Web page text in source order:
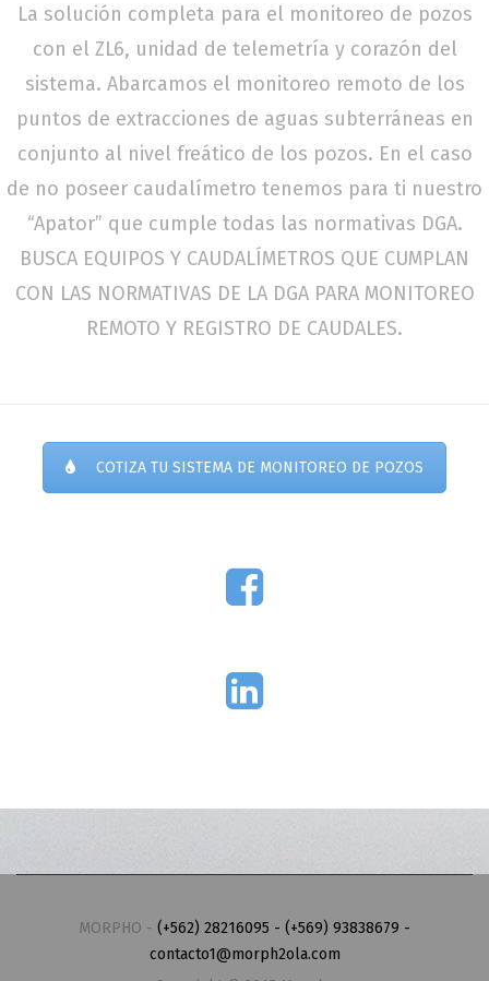
La solución completa para el monitoreo de pozos
con el ZL6, unidad de telemetría y corazón del
sistema. Abarcamos el monitoreo remoto de los
puntos de extracciones de aguas subterráneas en
conjunto al nivel freático de los pozos. En el caso
de no poseer caudalímetro tenemos para ti nuestro
“Apator” que cumple todas las normativas DGA.
BUSCA EQUIPOS Y CAUDALÍMETROS QUE CUMPLAN
CON LAS NORMATIVAS DE LA DGA PARA MONITOREO
REMOTO Y REGISTRO DE CAUDALES.
COTIZA TU SISTEMA DE MONITOREO DE POZOS
MORPHO - (+562) 28216095 - (+569) 93838679 -
contacto1@morph2ola.com